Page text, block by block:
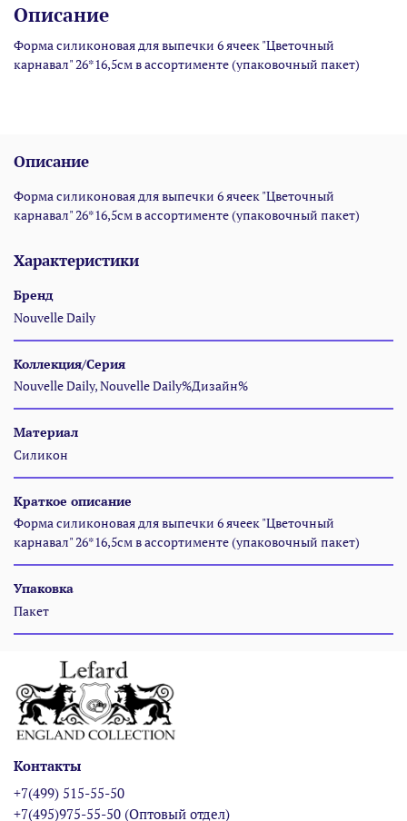
Описание
Форма силиконовая для выпечки 6 ячеек "Цветочный
карнавал" 26*16,5см в ассортименте (упаковочный пакет)
Описание
Форма силиконовая для выпечки 6 ячеек "Цветочный
карнавал" 26*16,5см в ассортименте (упаковочный пакет)
Характеристики
Бренд
Nouvelle Daily
Коллекция/Серия
Nouvelle Daily, Nouvelle Daily%Дизайн%
Материал
Силикон
Краткое описание
Форма силиконовая для выпечки 6 ячеек "Цветочный
карнавал" 26*16,5см в ассортименте (упаковочный пакет)
Упаковка
Пакет
Контакты
+7(499) 515-55-50
+7(495)975-55-50 (Оптовый отдел)